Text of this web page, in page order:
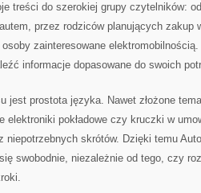
treści do szerokiej grupy czytelników:
przez rodziców planujących zakup
zainteresowane
informacje dopasowane do swoich
jest prostota języka. Nawet złożone
elektroniki pokładowe czy kruczki w
niepotrzebnych skrótów. Dzięki temu
swobodnie, niezależnie od tego, czy